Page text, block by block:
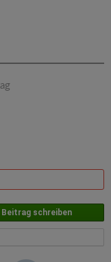
Beitrag schreiben